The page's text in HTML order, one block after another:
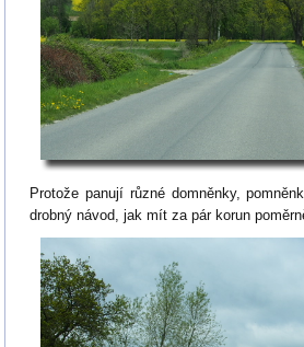
Protože panují různé domněnky,
drobný návod, jak mít za pár korun